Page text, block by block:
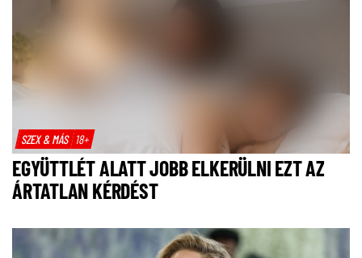
SZEX & MÁS 18+
EGYÜTTLÉT ALATT JOBB ELKERÜLNI EZT AZ
ÁRTATLAN KÉRDÉST